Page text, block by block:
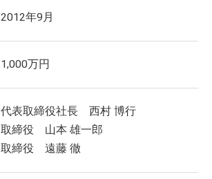
2012年9月
1,000万円
代表取締役社長 西村 博行
取締役 山本 雄一郎
取締役 遠藤 徹